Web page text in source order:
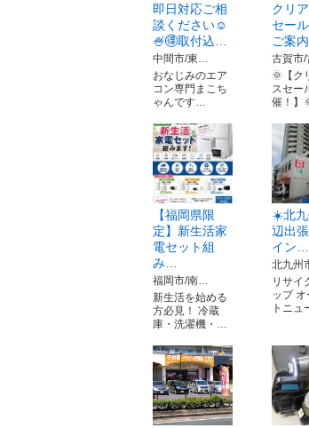
即日対応ご相
談ください☺
🍧🉐取付込…
中間市/東…
おなじみのエア
コン専門まこち
ゃんです…
クリ
セー
ご案内
古賀市/
🌞【ク
スセー
催！】
【福岡県限
定】新生活家
電セット組
み…
福岡市/南…
新生活を始める
方必見！ 冷蔵
庫・洗濯機・…
☀️北九
辺出
イン…
北九州
リサイ
ップ
トニュ